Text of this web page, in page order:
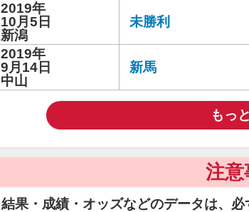
2019年
10月5日
新潟
未勝利
2019年
9月14日
中山
新馬
もっ
注意
結果・成績・オッズなどのデータは、